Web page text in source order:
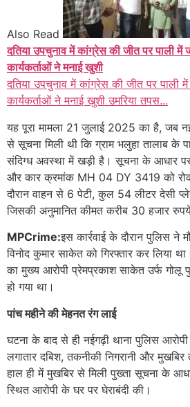
Also Read
दतिया उपचुनाव में कांग्रेस की जीत पर पाली में
कार्यकर्ताओं ने मनाई खुशी
दतिया उपचुनाव में कांग्रेस की जीत पर पाली
कार्यकर्ताओं ने मनाई खुशी उमरिया तपस...
यह पूरा मामला 21 जुलाई 2025 का है, जब
से सूचना मिली थी कि ग्राम भलुहा तालाब के
संदिग्ध अवस्था में खड़ी है। सूचना के आधार
और कार क्रमांक MH 04 DY 3419 को
दौरान वाहन से 6 पेटी, कुल 54 लीटर देसी
जिसकी अनुमानित कीमत करीब 30 हजार
MPCrime:इस कार्रवाई के दौरान पुलिस
विनोद कुमार साकेत को गिरफ्तार कर लिया
का मुख्य आरोपी प्रेमप्रकाश साकेत उर्फ गोलू
हो गया था।
पांच महीने की मेहनत रंग लाई
घटना के बाद से ही नईगढ़ी थाना पुलिस
लगातार दबिश, तकनीकी निगरानी और
हाल ही में मुखबिर से मिली पुख्ता सूचना के
स्थित आरोपी के घर पर घेराबंदी की।